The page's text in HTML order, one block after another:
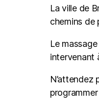
La ville de
chemins de
Le
intervenant